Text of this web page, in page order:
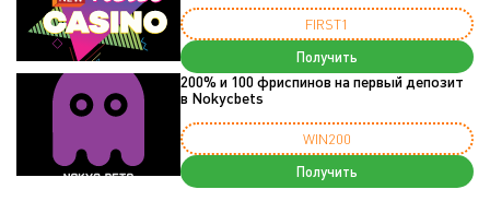
FIRST1
Получить
200% и 100 фриспинов на первый депозит
в Nokycbets
WIN200
Получить